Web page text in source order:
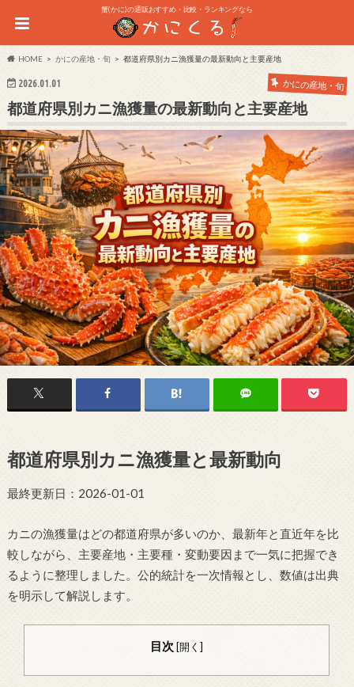
蟹(かに)の通販おすすめ・比較・ランキングなら
HOME かにの産地・旬 都道府県別カニ漁獲量の最新動向と主要産地
2026.01.01 かにの産地・旬
都道府県別カニ漁獲量の最新動向と主要産地
都道府県別カニ漁獲量と最新動向
最終更新日：2026-01-01
カニの漁獲量はどの都道府県が多いのか、最新年と直近年を比
較しながら、主要産地・主要種・変動要因まで一気に把握でき
るように整理しました。公的統計を一次情報とし、数値は出典
を明示して解説します。
目次 [開く]